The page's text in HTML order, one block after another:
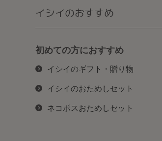
イシイのおすすめ
初めての方におすすめ
イシイのギフト・贈り物
イシイのおためしセット
ネコポスおためしセット